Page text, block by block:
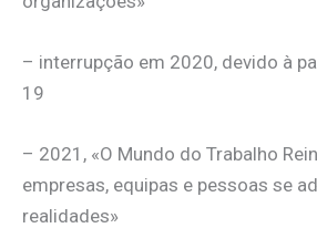
– interrupção em 2020, devido à
19
– 2021, «O Mundo do Trabalho
empresas, equipas e pessoas se
realidades»